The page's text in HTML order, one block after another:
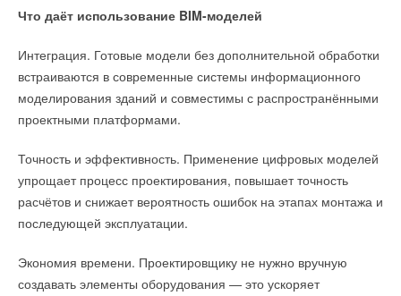
Что даёт использование BIM-моделей
Интеграция. Готовые модели без дополнительной обработки
встраиваются в современные системы информационного
моделирования зданий и совместимы с распространёнными
проектными платформами.
Точность и эффективность. Применение цифровых моделей
упрощает процесс проектирования, повышает точность
расчётов и снижает вероятность ошибок на этапах монтажа и
последующей эксплуатации.
Экономия времени. Проектировщику не нужно вручную
создавать элементы оборудования — это ускоряет
НЕВАТОМ пересмотрели электротехнические решения,
функций с учетом действующих требований нормативной
документации.
В результате были реализованы:
Управление системой по концевому выключателю двери
безопасной зоны для маломобильных групп населения
Работа двух независимых систем противодымной
вентиляции в одном щите
Независимая настройка задержки запуска для разных
Индикация задержки включения
Возможность выбора способов управления
решать задачи укрепления технологического суверенитета,
повышения производительности труда, сокращения сроков
и стоимости сооружения энергоблоков АЭС.